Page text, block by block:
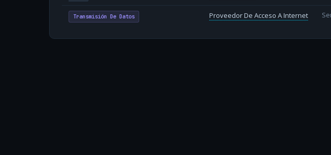
Transmisión De Datos Proveedor De Acceso A Internet